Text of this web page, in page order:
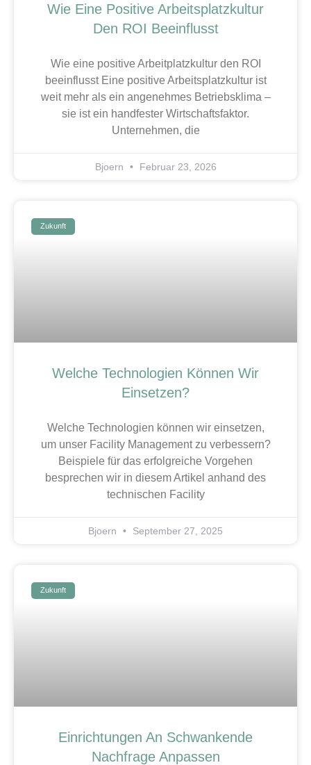
Wie Eine Positive Arbeitsplatzkultur
Den ROI Beeinflusst
Wie eine positive Arbeitplatzkultur den ROI
beeinflusst Eine positive Arbeitsplatzkultur ist
weit mehr als ein angenehmes Betriebsklima –
sie ist ein handfester Wirtschaftsfaktor.
Unternehmen, die
Bjoern Februar 23, 2026
Zukunft
Welche Technologien Können Wir
Einsetzen?
Welche Technologien können wir einsetzen,
um unser Facility Management zu verbessern?
Beispiele für das erfolgreiche Vorgehen
besprechen wir in diesem Artikel anhand des
technischen Facility
Bjoern September 27, 2025
Zukunft
Einrichtungen An Schwankende
Nachfrage Anpassen